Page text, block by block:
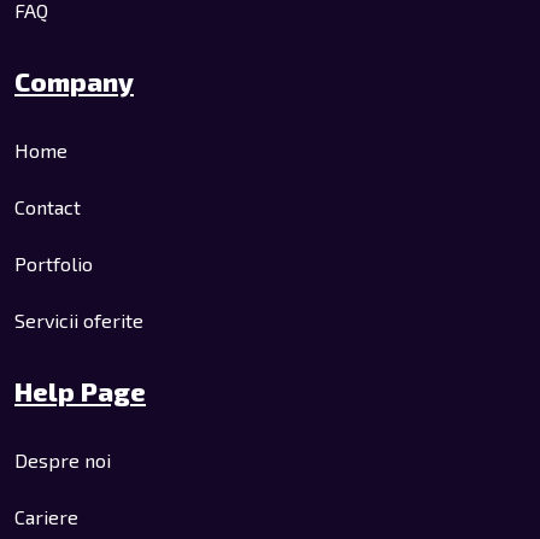
FAQ
Company
Home
Contact
Portfolio
Servicii oferite
Help Page
Despre noi
Cariere